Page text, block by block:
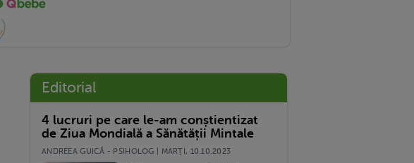
Editorial
4 lucruri pe care le-am conștientizat
de Ziua Mondială a Sănătății Mintale
ANDREEA GUICĂ - PSIHOLOG | MARŢI, 10.10.2023